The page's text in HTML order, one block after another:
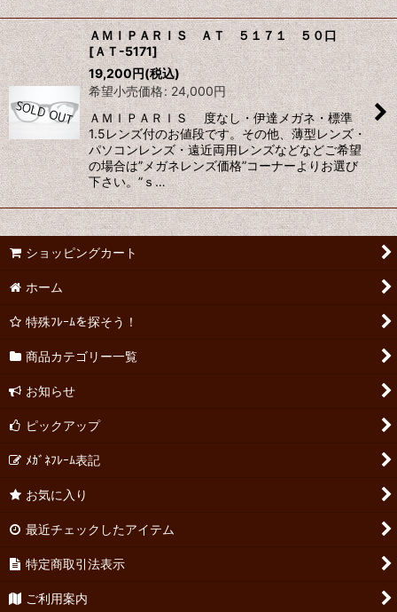
ＡＭＩＰＡＲＩＳ ＡＴ ５１７１ ５０口
[ＡＴ-5171]
19,200円(税込)
希望小売価格: 24,000円
ＡＭＩＰＡＲＩＳ 度なし・伊達メガネ・標準
1.5レンズ付のお値段です。その他、薄型レンズ・
パソコンレンズ・遠近両用レンズなどなどご希望
の場合は”メガネレンズ価格”コーナーよりお選び
下さい。”ｓ…
ショッピングカート
ホーム
特殊ﾌﾚｰﾑを探そう！
商品カテゴリー一覧
お知らせ
ピックアップ
ﾒｶﾞﾈﾌﾚｰﾑ表記
お気に入り
最近チェックしたアイテム
特定商取引法表示
ご利用案内